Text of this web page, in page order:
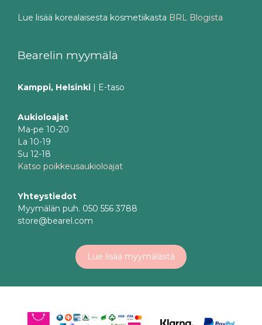
Lue lisää korealaisesta kosmetiikasta BRL Blogista
Bearelin myymälä
Kamppi, Helsinki | E-taso
Aukioloajat
Ma-pe 10-20
La 10-19
Su 12-18
Katso poikkeusaukioloajat
Yhteystiedot
Myymälän puh. 050 556 3788
store@bearel.com
Lue lisää myymälästä